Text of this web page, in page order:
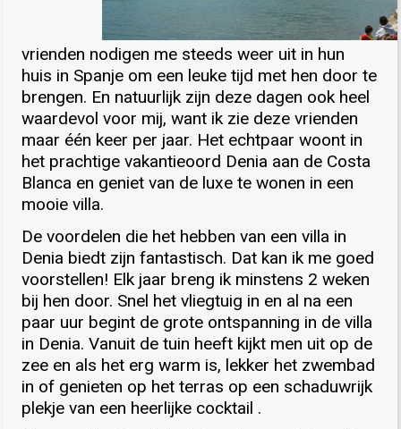
vrienden nodigen me steeds weer uit in hun
huis in Spanje om een leuke tijd met hen door te
brengen. En natuurlijk zijn deze dagen ook heel
waardevol voor mij, want ik zie deze vrienden
maar één keer per jaar. Het echtpaar woont in
het prachtige vakantieoord Denia aan de Costa
Blanca en geniet van de luxe te wonen in een
mooie villa.
De voordelen die het hebben van een villa in
Denia biedt zijn fantastisch. Dat kan ik me goed
voorstellen! Elk jaar breng ik minstens 2 weken
bij hen door. Snel het vliegtuig in en al na een
paar uur begint de grote ontspanning in de villa
in Denia. Vanuit de tuin heeft kijkt men uit op de
zee en als het erg warm is, lekker het zwembad
in of genieten op het terras op een schaduwrijk
plekje van een heerlijke cocktail .